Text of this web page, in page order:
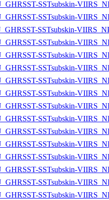
SSTsubskin-
SSTsubskin-
SSTsubskin-
SSTsubskin-
SSTsubskin-
SSTsubskin-
SSTsubskin-
SSTsubskin-
SSTsubskin-
SSTsubskin-
SSTsubskin-
SSTsubskin-
SSTsubskin-
SSTsubskin-
SSTsubskin-
SSTsubskin-